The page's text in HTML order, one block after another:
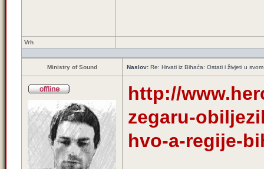
Vrh
Ministry of Sound Naslov: Re: Hrvati iz Bihaća: Ostati i živjeti u
http://
zegaru-
hvo-a-regije-